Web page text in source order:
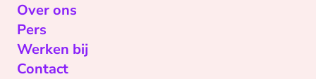
Over ons
Pers
Werken bij
Contact